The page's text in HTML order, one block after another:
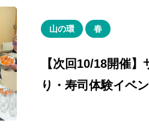
山の環 春
【次回10/18開催】
り・寿司体験イベ